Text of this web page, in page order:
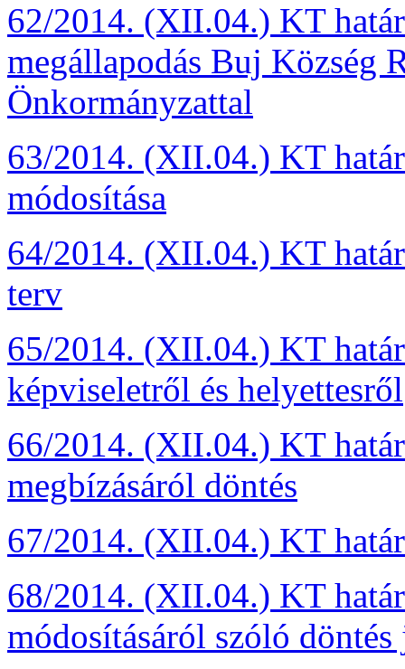
62/2014. (XII.04.) KT
megállapodás Buj Község
Önkormányzattal
63/2014. (XII.04.) KT
módosítása
64/2014. (XII.04.) KT
terv
65/2014. (XII.04.) KT
képviseletről és helyettesről
66/2014. (XII.04.) KT
megbízásáról döntés
67/2014. (XII.04.) KT
68/2014. (XII.04.) KT
módosításáról szóló döntés